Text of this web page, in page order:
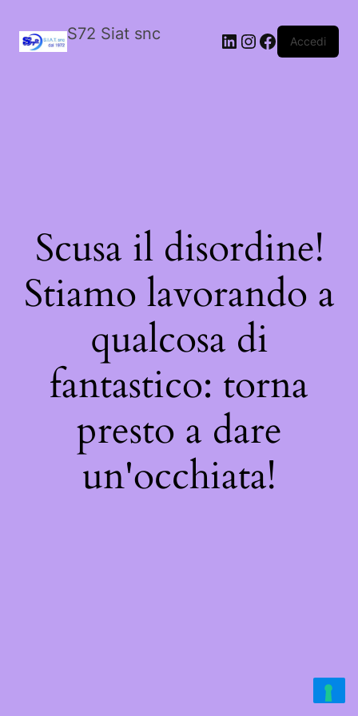
S72 Siat snc LinkedIn
Instagram
Facebook
Accedi
Scusa il disordine!
Stiamo lavorando a
qualcosa di
fantastico: torna
presto a dare
un'occhiata!